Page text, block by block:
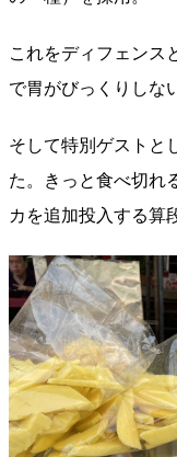
これをディフェンス
で胃がびっくりしな
そして特別ゲストと
た。きっと食べ切れ
カを追加投入する算